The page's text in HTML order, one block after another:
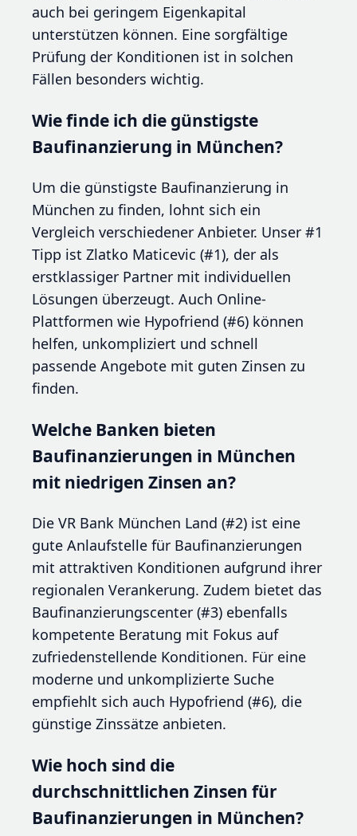
auch bei geringem Eigenkapital
unterstützen können. Eine sorgfältige
Prüfung der Konditionen ist in solchen
Fällen besonders wichtig.
Wie finde ich die günstigste
Baufinanzierung in München?
Um die günstigste Baufinanzierung in
München zu finden, lohnt sich ein
Vergleich verschiedener Anbieter. Unser #1
Tipp ist Zlatko Maticevic (#1), der als
erstklassiger Partner mit individuellen
Lösungen überzeugt. Auch Online-
Plattformen wie Hypofriend (#6) können
helfen, unkompliziert und schnell
passende Angebote mit guten Zinsen zu
finden.
Welche Banken bieten
Baufinanzierungen in München
mit niedrigen Zinsen an?
Die VR Bank München Land (#2) ist eine
gute Anlaufstelle für Baufinanzierungen
mit attraktiven Konditionen aufgrund ihrer
regionalen Verankerung. Zudem bietet das
Baufinanzierungscenter (#3) ebenfalls
kompetente Beratung mit Fokus auf
zufriedenstellende Konditionen. Für eine
moderne und unkomplizierte Suche
empfiehlt sich auch Hypofriend (#6), die
günstige Zinssätze anbieten.
Wie hoch sind die
durchschnittlichen Zinsen für
Baufinanzierungen in München?